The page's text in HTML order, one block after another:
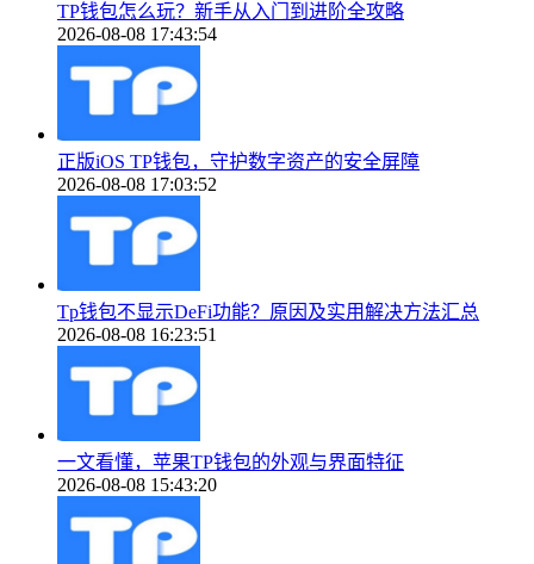
TP钱包怎么玩？新手从入门到进阶全攻略
2026-08-08 17:43:54
正版iOS TP钱包，守护数字资产的安全屏障
2026-08-08 17:03:52
Tp钱包不显示DeFi功能？原因及实用解决方法汇总
2026-08-08 16:23:51
一文看懂，苹果TP钱包的外观与界面特征
2026-08-08 15:43:20